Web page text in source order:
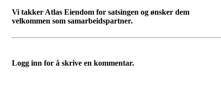
Vi takker Atlas Eiendom for satsingen og ønsker dem
velkommen som samarbeidspartner.
Logg inn for å skrive en kommentar.